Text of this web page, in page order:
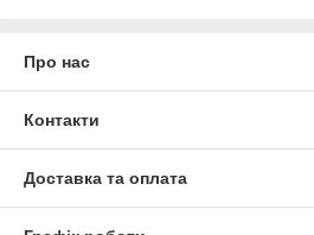
Про нас
Контакти
Доставка та оплата